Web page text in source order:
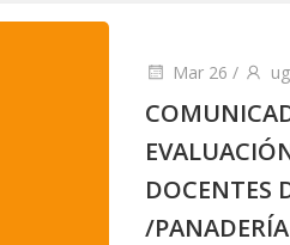
Mar 26 /
DOCENTES
/PANADERÍA